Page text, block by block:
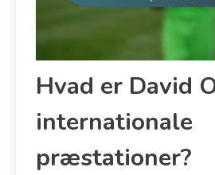
Hvad er David
internationale
præstationer?